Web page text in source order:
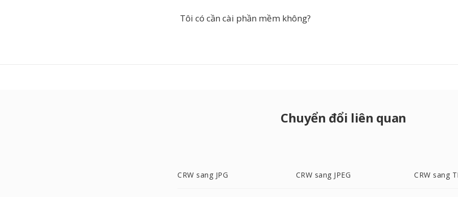
Tôi có cần cài phần mềm không?
Chuyển đổi liên quan
CRW sang JPG CRW sang JPEG CRW sang